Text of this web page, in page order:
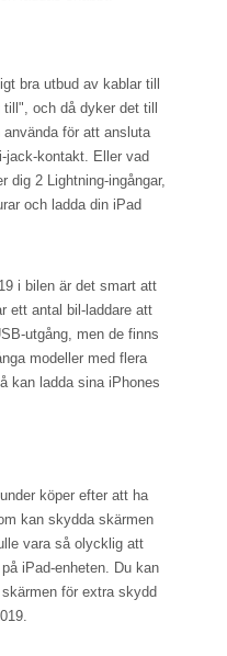
bra utbud av kablar till
och då dyker det till
för att ansluta
jack-kontakt. Eller vad
dig 2 Lightning-ingångar,
och ladda din iPad
i bilen är det smart att
ett antal bil-laddare att
utgång, men de finns
modeller med flera
kan ladda sina iPhones
köper efter att ha
kan skydda skärmen
vara så olycklig att
iPad-enheten. Du kan
för extra skydd